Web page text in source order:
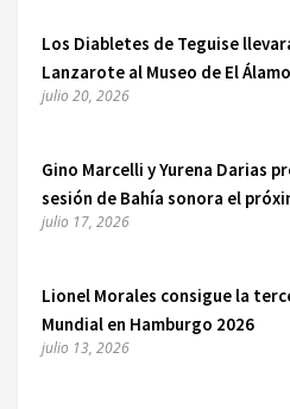
Los Diabletes de Teguise
Lanzarote al Museo de El
julio 20, 2026
Gino Marcelli y Yurena Darias
sesión de Bahía sonora el
julio 17, 2026
Lionel Morales consigue la
Mundial en Hamburgo 2026
julio 13, 2026